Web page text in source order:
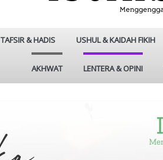
TAFSIR & HADIS USHUL & KAIDAH FIKIH
AKHWAT LENTERA & OPINI